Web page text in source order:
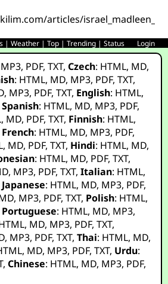
articles/
|Weather |Top |Trending |Status Login
MP3, PDF,TXT,Czech: HTML, MD,
: HTML, MD, MP3, PDF,TXT,
, MP3, PDF,TXT, English: HTML,
Spanish: HTML, MD, MP3, PDF,
, MD, PDF,TXT, Finnish: HTML,
French: HTML, MD, MP3, PDF,
, MD, PDF,TXT, Hindi: HTML, MD,
: HTML, MD, PDF,TXT,
, MP3, PDF,TXT,Italian: HTML,
Japanese: HTML, MD, MP3, PDF,
, MP3, PDF,TXT, Polish: HTML,
Portuguese: HTML, MD, MP3,
, MD, MP3, PDF,TXT,
, MP3, PDF,TXT,Thai: HTML, MD,
, MD, MP3, PDF,TXT, Urdu:
,Chinese: HTML, MD, MP3, PDF,